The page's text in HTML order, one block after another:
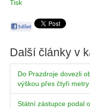
Tisk
Další články v
Do Prazdroje dovezli
výškou přes čtyři metry
Státní zástupce podal